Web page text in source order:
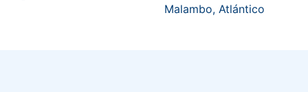
Malambo, Atlántico